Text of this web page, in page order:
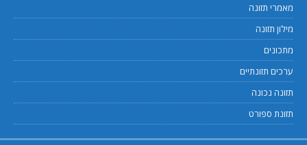
מאמרי תזונה
מילון תזונה
מתכונים
ערכים תזונתיים
תזונה נכונה
תזונת ספורט